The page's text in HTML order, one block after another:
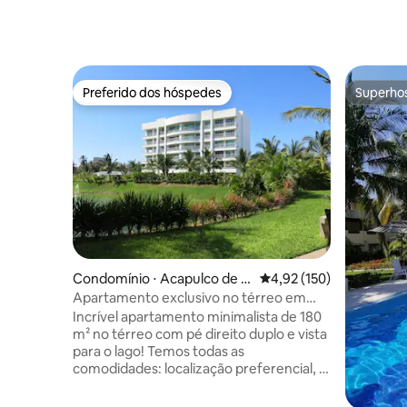
Preferido dos hóspedes
Preferido dos hóspedes
Condomínio ⋅ Acapulco de J
uárez
4,92 de uma avaliação
4,92 (150)
Apartamento exclusivo no térreo em
Mayan Lakes
Incrível apartamento minimalista de 180
m² no térreo com pé direito duplo e vista
para o lago! Temos todas as
comodidades: localização preferencial, 3